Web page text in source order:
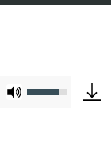
Gebruik